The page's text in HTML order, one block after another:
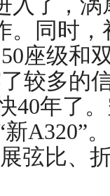
入了，
。同时
座级和
较多的
40年了
A320”
弦比、